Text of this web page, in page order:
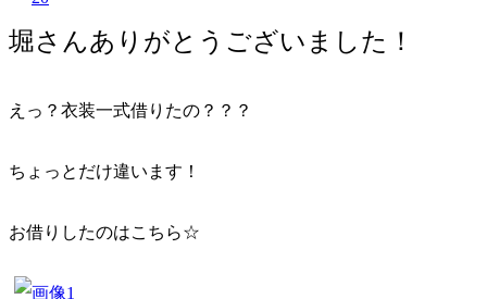
堀さんありがとうございました！
えっ？衣装一式借りたの？？？
ちょっとだけ違います！
お借りしたのはこちら☆